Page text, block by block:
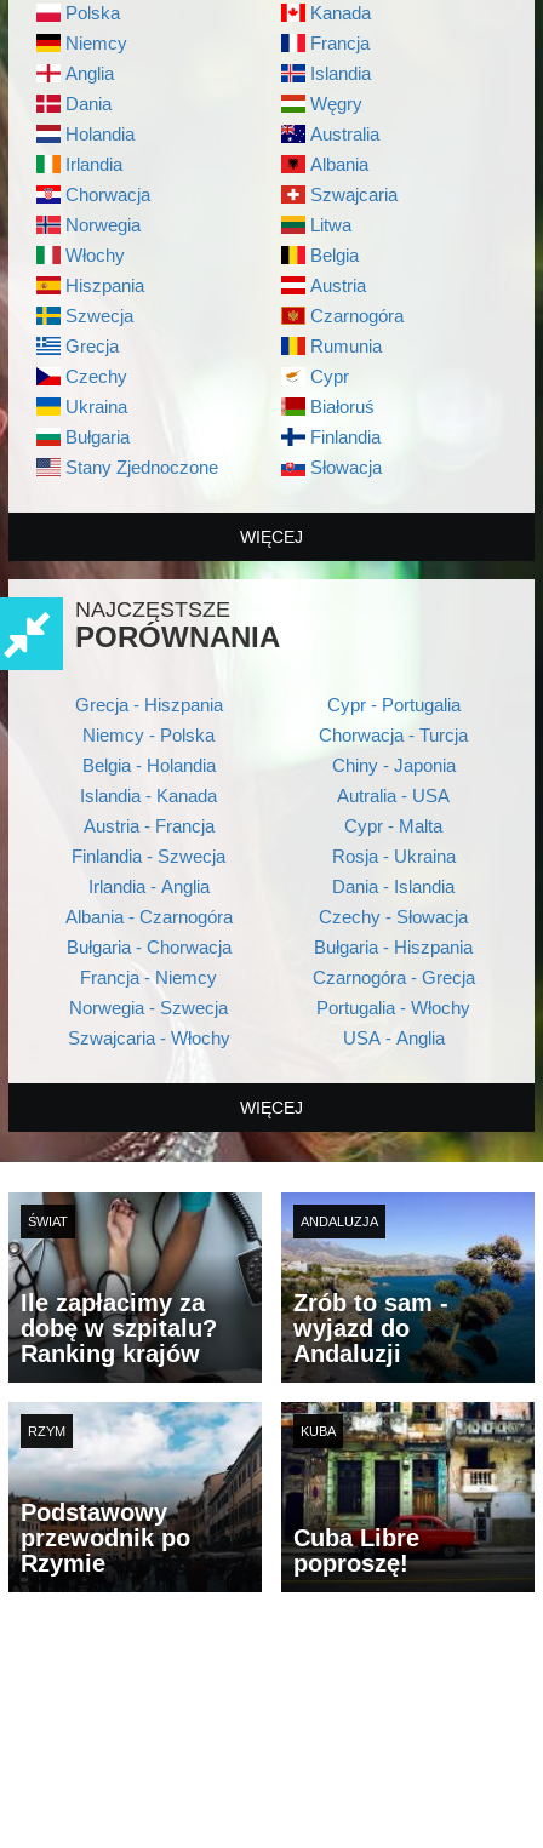
Polska
Niemcy
Anglia
Dania
Holandia
Irlandia
Chorwacja
Norwegia
Włochy
Hiszpania
Szwecja
Grecja
Czechy
Ukraina
Bułgaria
Stany Zjednoczone
Kanada
Francja
Islandia
Węgry
Australia
Albania
Szwajcaria
Litwa
Belgia
Austria
Czarnogóra
Rumunia
Cypr
Białoruś
Finlandia
Słowacja
WIĘCEJ
NAJCZĘSTSZE
PORÓWNANIA
Grecja - Hiszpania
Niemcy - Polska
Belgia - Holandia
Islandia - Kanada
Austria - Francja
Finlandia - Szwecja
Irlandia - Anglia
Albania - Czarnogóra
Bułgaria - Chorwacja
Francja - Niemcy
Norwegia - Szwecja
Szwajcaria - Włochy
Cypr - Portugalia
Chorwacja - Turcja
Chiny - Japonia
Autralia - USA
Cypr - Malta
Rosja - Ukraina
Dania - Islandia
Czechy - Słowacja
Bułgaria - Hiszpania
Czarnogóra - Grecja
Portugalia - Włochy
USA - Anglia
WIĘCEJ
ŚWIAT
Ile zapłacimy za
dobę w szpitalu?
Ranking krajów
ANDALUZJA
Zrób to sam -
wyjazd do
Andaluzji
RZYM
Podstawowy
przewodnik po
Rzymie
KUBA
Cuba Libre
poproszę!